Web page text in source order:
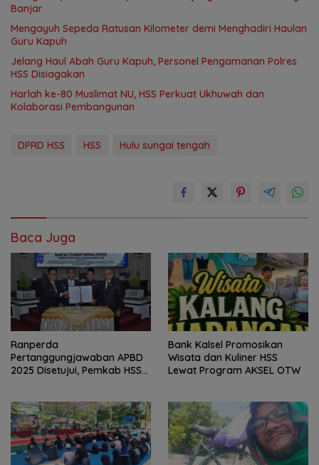
Banjar
Mengayuh Sepeda Ratusan Kilometer demi Menghadiri Haulan
Guru Kapuh
Jelang Haul Abah Guru Kapuh, Personel Pengamanan Polres
HSS Disiagakan
Harlah ke-80 Muslimat NU, HSS Perkuat Ukhuwah dan
Kolaborasi Pembangunan
DPRD HSS HSS Hulu sungai tengah
Baca Juga
Ranperda
Pertanggungjawaban APBD
2025 Disetujui, Pemkab HSS
Bank Kalsel Promosikan
Wisata dan Kuliner HSS
Lewat Program AKSEL OTW